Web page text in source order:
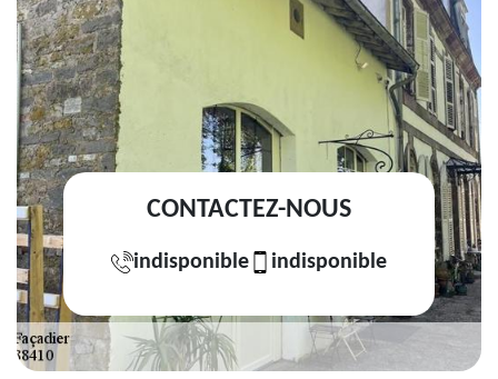
CONTACTEZ-NOUS
indisponible indisponible